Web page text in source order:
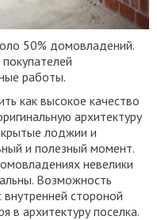
50% домовладений.
работы.
как высокое качество
архитектуру
лоджии и
и полезный момент.
невелики
Возможность
стороной
в архитектуру поселка.